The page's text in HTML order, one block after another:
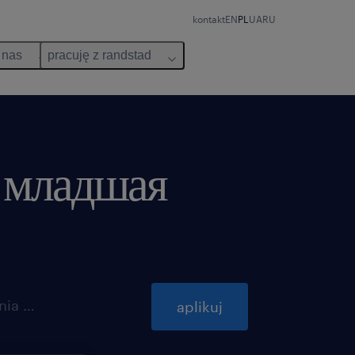
kontaktENPL UARU
nas pracuję z randstad
ważna do 30 grudnia 2026 aplikuj